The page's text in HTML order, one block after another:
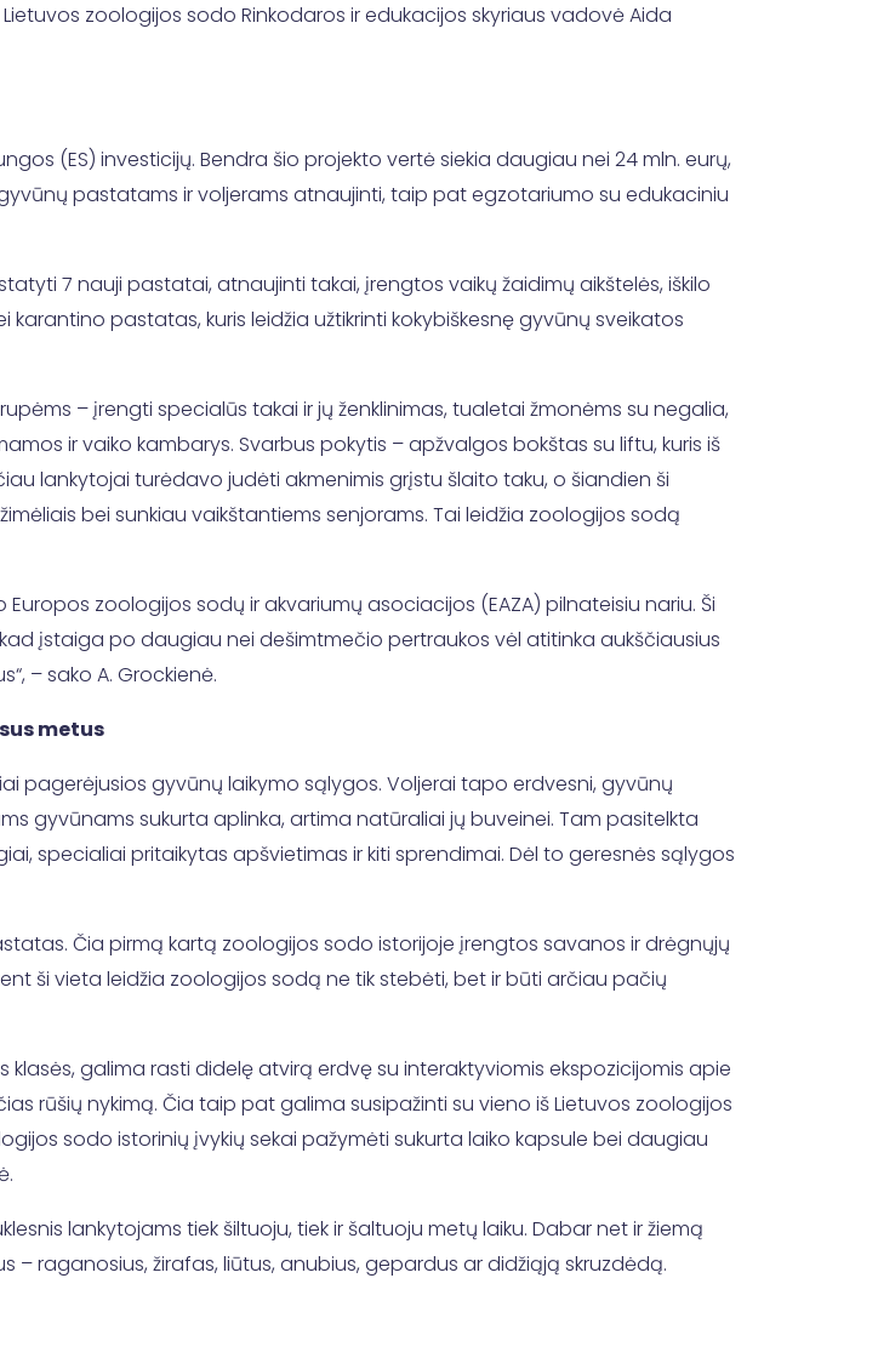
zoologijos sodo Rinkodaros ir edukacijos skyriaus vadovė Aida
(ES) investicijų. Bendra šio projekto vertė siekia daugiau nei 24 mln. eurų,
pastatams ir voljerams atnaujinti, taip pat egzotariumo su edukaciniu
7 nauji pastatai, atnaujinti takai, įrengtos vaikų žaidimų aikštelės, iškilo
pastatas, kuris leidžia užtikrinti kokybiškesnę gyvūnų sveikatos
– įrengti specialūs takai ir jų ženklinimas, tualetai žmonėms su negalia,
ir vaiko kambarys. Svarbus pokytis – apžvalgos bokštas su liftu, kuris iš
lankytojai turėdavo judėti akmenimis grįstu šlaito taku, o šiandien ši
bei sunkiau vaikštantiems senjorams. Tai leidžia zoologijos sodą
zoologijos sodų ir akvariumų asociacijos (EAZA) pilnateisiu nariu. Ši
įstaiga po daugiau nei dešimtmečio pertraukos vėl atitinka aukščiausius
– sako A. Grockienė.
metus
pagerėjusios gyvūnų laikymo sąlygos. Voljerai tapo erdvesni, gyvūnų
gyvūnams sukurta aplinka, artima natūraliai jų buveinei. Tam pasitelkta
specialiai pritaikytas apšvietimas ir kiti sprendimai. Dėl to geresnės sąlygos
Čia pirmą kartą zoologijos sodo istorijoje įrengtos savanos ir drėgnųjų
ši vieta leidžia zoologijos sodą ne tik stebėti, bet ir būti arčiau pačių
galima rasti didelę atvirą erdvę su interaktyviomis ekspozicijomis apie
rūšių nykimą. Čia taip pat galima susipažinti su vieno iš Lietuvos zoologijos
sodo istorinių įvykių sekai pažymėti sukurta laiko kapsule bei daugiau
lankytojams tiek šiltuoju, tiek ir šaltuoju metų laiku. Dabar net ir žiemą
raganosius, žirafas, liūtus, anubius, gepardus ar didžiąją skruzdėdą.